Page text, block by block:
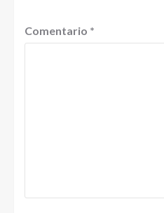
Comentario *